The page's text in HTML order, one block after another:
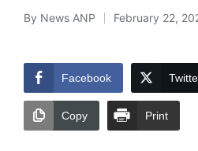
Posted
By News ANP February 22,
Facebook
Copy Print